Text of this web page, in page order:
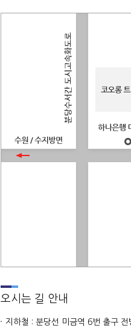
오시는 길 안내
지하철 : 분당선 미금역 6번 출구